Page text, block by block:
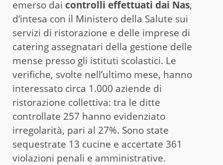
emerso dai controlli effettuati dai Nas,
d’intesa con il Ministero della Salute sui
servizi di ristorazione e delle imprese di
catering assegnatari della gestione delle
mense presso gli istituti scolastici. Le
verifiche, svolte nell’ultimo mese, hanno
interessato circa 1.000 aziende di
ristorazione collettiva: tra le ditte
controllate 257 hanno evidenziato
irregolarità, pari al 27%. Sono state
sequestrate 13 cucine e accertate 361
violazioni penali e amministrative.